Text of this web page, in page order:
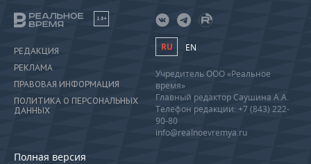
18+
РЕДАКЦИЯ
РЕКЛАМА
ПРАВОВАЯ ИНФОРМАЦИЯ
ПОЛИТИКА О ПЕРСОНАЛЬНЫХ
ДАННЫХ
Полная версия
RU EN
Учредитель ООО «Реальное
время»
Главный редактор Саушина А.А.
Телефон редакции: +7 (843) 222-
90-80
info@realnoevremya.ru